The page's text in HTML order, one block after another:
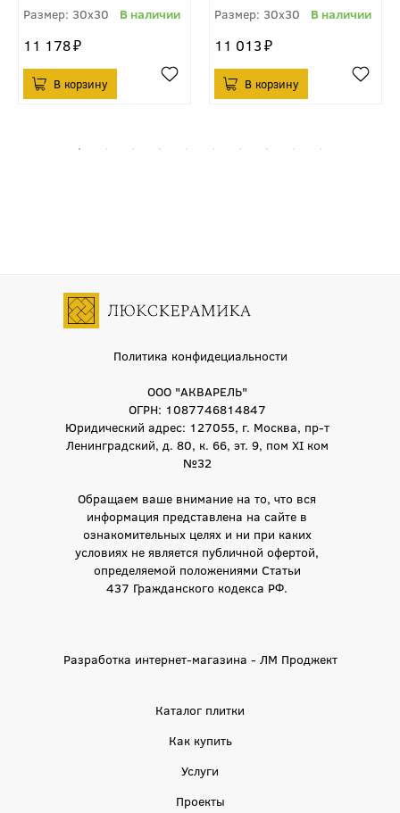
30x30
11 178
30x30
11 013
Политика конфидециальности
ООО "АКВАРЕЛЬ"
ОГРН: 1087746814847
Юридический адрес: 127055, г. Москва, пр-т
Ленинградский, д. 80, к. 66, эт. 9, пом XI ком
№32
Обращаем ваше внимание на то, что вся
информация представлена на сайте в
ознакомительных целях и ни при каких
условиях не является публичной офертой,
определяемой положениями Статьи
437 Гражданского кодекса РФ.
Разработка интернет-магазина - ЛМ Проджект
Каталог плитки
Как купить
Услуги
Проекты